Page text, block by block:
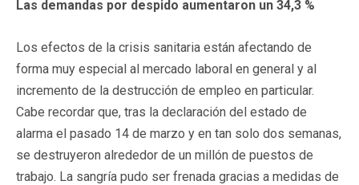
Las demandas por despido aumentaron un 34,3 %
Los efectos de la crisis sanitaria están afectando de
forma muy especial al mercado laboral en general y al
incremento de la destrucción de empleo en particular.
Cabe recordar que, tras la declaración del estado de
alarma el pasado 14 de marzo y en tan solo dos semanas,
se destruyeron alrededor de un millón de puestos de
trabajo. La sangría pudo ser frenada gracias a medidas de